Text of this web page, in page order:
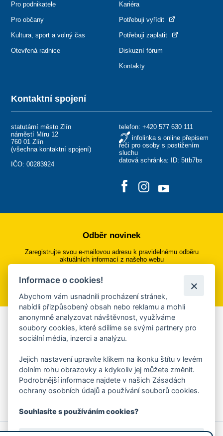
Kontaktní spojení
statutární město Zlín
náměstí Míru 12
760 01 Zlín
(všechna kontaktní spojení)
IČO: 00283924
telefon: +420 577 630 111
infolinka s online přepisem
řeči pro osoby s postižením
sluchu
datová schránka: ID: 5ttb7bs
Pro podnikatele
Pro občany
Kultura, sport a volný čas
Otevřená radnice
Kariéra
Potřebuji vyřídit
Potřebuji zaplatit
Diskuzní fórum
Kontakty
Odběr novinek
Zaregistrujte svou e-mailovou adresu k pravidelnému odběru
aktuálních informací z našeho webu
Přihlásit se k odběru
Aplikace Mobilní rozhlas
Chcete dostávat do svého mobilu či mailu upozornění na
ankety, pozvánky na kulturní a sportovní akce?
Více informací o aplikaci
© 2026 Magistrát města Zlína
Prohlášení o používání cookies
Informace o cookies!
Abychom vám usnadnili procházení stránek,
nabídli přizpůsobený obsah nebo reklamu a mohli
anonymně analyzovat návštěvnost, využíváme
soubory cookies, které sdílíme se svými partnery pro
sociální média, inzerci a analýzu.
Jejich nastavení upravíte klikem na ikonku štítu v levém
dolním rohu obrazovky a kdykoliv jej můžete změnit.
Podrobnější informace najdete v našich Zásadách
ochrany osobních údajů a používání souborů cookies.
Souhlasíte s používáním cookies?